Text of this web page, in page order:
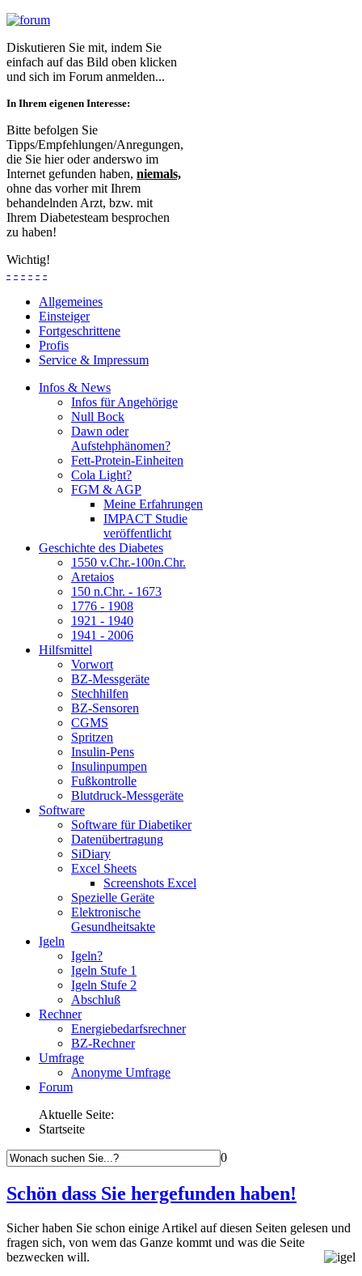
Diskutieren Sie mit, indem Sie
einfach auf das Bild oben klicken
und sich im Forum anmelden...
In Ihrem eigenen Interesse:
Bitte befolgen Sie
Tipps/Empfehlungen/Anregungen,
die Sie hier oder anderswo im
Internet gefunden haben, niemals,
ohne das vorher mit Ihrem
behandelnden Arzt, bzw. mit
Ihrem Diabetesteam besprochen
zu haben!
Wichtig!
- - - - - -
Allgemeines
Einsteiger
Fortgeschrittene
Profis
Service & Impressum
Infos & News
Infos für Angehörige
Null Bock
Dawn oder
Aufstehphänomen?
Fett-Protein-Einheiten
Cola Light?
FGM & AGP
Meine Erfahrungen
IMPACT Studie
veröffentlicht
Geschichte des Diabetes
1550 v.Chr.-100n.Chr.
Aretaios
150 n.Chr. - 1673
1776 - 1908
1921 - 1940
1941 - 2006
Hilfsmittel
Vorwort
BZ-Messgeräte
Stechhilfen
BZ-Sensoren
CGMS
Spritzen
Insulin-Pens
Insulinpumpen
Fußkontrolle
Blutdruck-Messgeräte
Software
Software für Diabetiker
Datenübertragung
SiDiary
Excel Sheets
Screenshots Excel
Spezielle Geräte
Elektronische
Gesundheitsakte
Igeln
Igeln?
Igeln Stufe 1
Igeln Stufe 2
Abschluß
Rechner
Energiebedarfsrechner
BZ-Rechner
Umfrage
Anonyme Umfrage
Forum
Aktuelle Seite:
Startseite
0
Schön dass Sie hergefunden haben!
Sicher haben Sie schon einige Artikel auf diesen Seiten gelesen und
fragen sich, von wem das Ganze kommt und was die Seite
bezwecken will.